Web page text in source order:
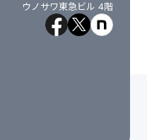
ウノサワ東急ビル 4階